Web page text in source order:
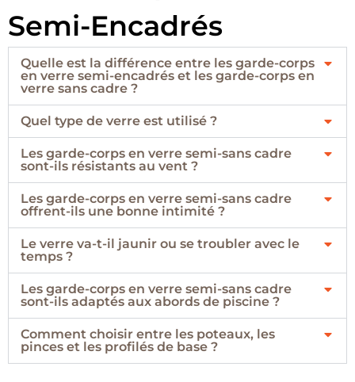
Semi-Encadrés
Quelle est la différence entre les garde-corps
en verre semi-encadrés et les garde-corps en
verre sans cadre ?
Quel type de verre est utilisé ?
Les garde-corps en verre semi-sans cadre
sont-ils résistants au vent ?
Les garde-corps en verre semi-sans cadre
offrent-ils une bonne intimité ?
Le verre va-t-il jaunir ou se troubler avec le
temps ?
Les garde-corps en verre semi-sans cadre
sont-ils adaptés aux abords de piscine ?
Comment choisir entre les poteaux, les
pinces et les profilés de base ?